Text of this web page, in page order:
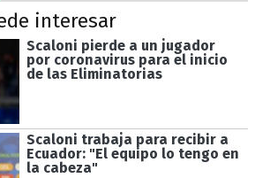
interesar
Scaloni pierde a un jugador
por coronavirus para el inicio
de las Eliminatorias
Scaloni trabaja para recibir a
Ecuador: "El equipo lo tengo en
la cabeza"